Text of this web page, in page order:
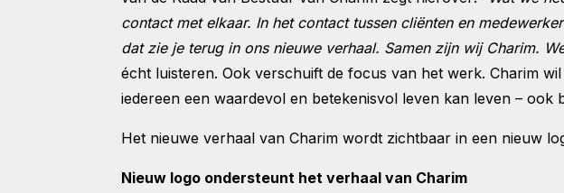
contact met elkaar. In het contact tussen cliënten en
dat zie je terug in ons nieuwe verhaal. Samen zijn wij Charim.
écht luisteren. Ook verschuift de focus van het werk. Charim
iedereen een waardevol en betekenisvol leven kan leven –
Het nieuwe verhaal van Charim wordt zichtbaar in een nieuw
Nieuw logo ondersteunt het verhaal van Charim